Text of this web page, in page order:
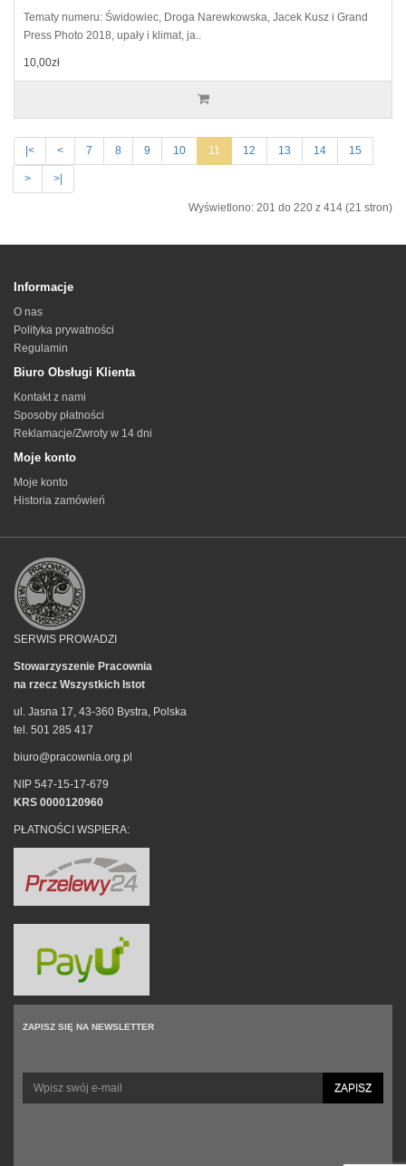
Tematy numeru: Świdowiec, Droga Narewkowska, Jacek Kusz i Grand
Press Photo 2018, upały i klimat, ja..
10,00zł
|< < 7 8 9 10 11 12 13 14 15
> >|
Wyświetlono: 201 do 220 z 414 (21 stron)
Informacje
O nas
Polityka prywatności
Regulamin
Biuro Obsługi Klienta
Kontakt z nami
Sposoby płatności
Reklamacje/Zwroty w 14 dni
Moje konto
Moje konto
Historia zamówień
SERWIS PROWADZI
Stowarzyszenie Pracownia
na rzecz Wszystkich Istot
ul. Jasna 17, 43-360 Bystra, Polska
tel. 501 285 417
biuro@pracownia.org.pl
NIP 547-15-17-679
KRS 0000120960
PŁATNOŚCI WSPIERA:
ZAPISZ SIĘ NA NEWSLETTER
ZAPISZ